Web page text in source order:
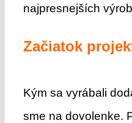
najpresnejších
Začiatok
Kým sa vyrábali
sme na dovolenke.